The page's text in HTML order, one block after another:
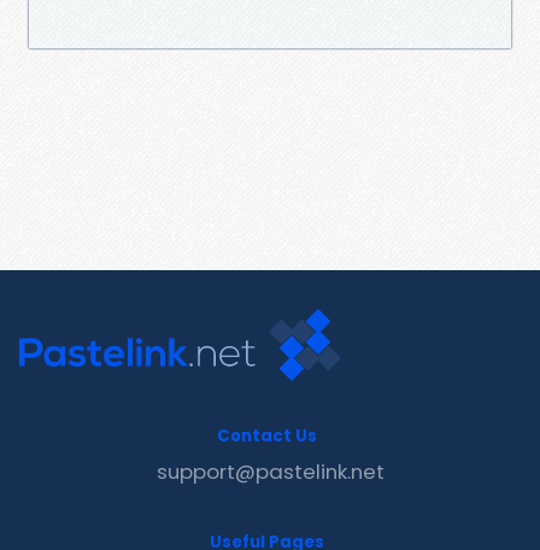
Contact Us
support@pastelink.net
Useful Pages